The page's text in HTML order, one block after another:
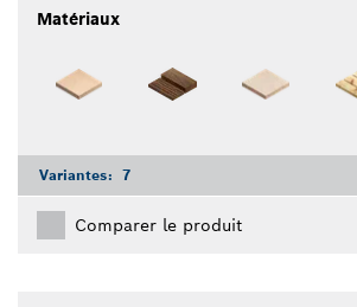
Matériaux
Variantes: 7
Comparer le produit